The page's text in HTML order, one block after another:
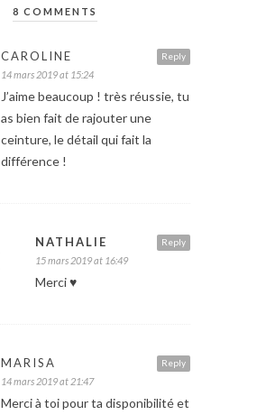
8 COMMENTS
Reply
CAROLINE
14 mars 2019 at 15:24
J’aime beaucoup ! très réussie, tu
as bien fait de rajouter une
ceinture, le détail qui fait la
différence !
Reply
NATHALIE
15 mars 2019 at 16:49
Merci ♥️
Reply
MARISA
14 mars 2019 at 21:47
Merci à toi pour ta disponibilité et